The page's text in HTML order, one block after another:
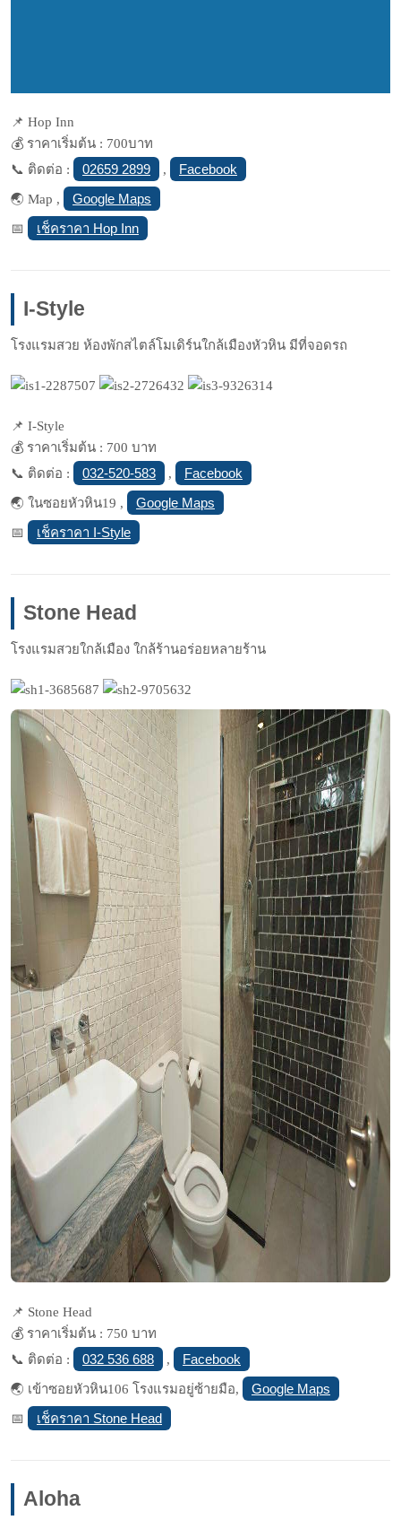
📌 Hop Inn
💰 ราคาเริ่มต้น : 700บาท
📞 ติดต่อ :
02659 2899 , Facebook
🌏 Map , Google Maps
📅 เช็คราคา Hop Inn
I-Style
โรงแรมสวย ห้องพักสไตล์โมเดิร์นใกล้เมืองหัวหิน มีที่จอดรถ
📌 I-Style
💰 ราคาเริ่มต้น : 700 บาท
📞 ติดต่อ :
032-520-583 , Facebook
🌏 ในซอยหัวหิน19 , Google Maps
📅 เช็คราคา I-Style
Stone Head
โรงแรมสวยใกล้เมือง ใกล้ร้านอร่อยหลายร้าน
📌 Stone Head
💰 ราคาเริ่มต้น : 750 บาท
📞 ติดต่อ :
032 536 688 , Facebook
🌏 เข้าซอยหัวหิน106 โรงแรมอยู่ซ้ายมือ, Google Maps
📅 เช็คราคา Stone Head
Aloha